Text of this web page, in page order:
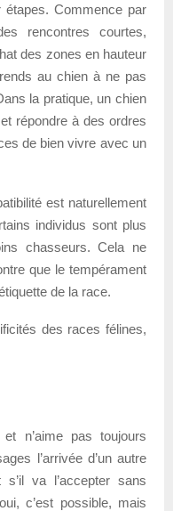
étapes. Commence par
rencontres courtes,
des zones en hauteur
au chien à ne pas
la pratique, un chien
répondre à des ordres
de bien vivre avec un
est naturellement
individus sont plus
chasseurs. Cela ne
que le tempérament
de la race.
des races félines,
n’aime pas toujours
l’arrivée d’un autre
va l’accepter sans
c’est possible, mais